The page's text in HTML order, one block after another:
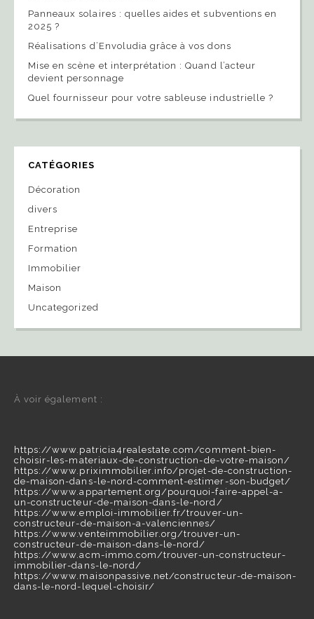
Panneaux solaires : quelles aides et subventions en
2025 ?
Réalisations d’Envoludia grâce à vos dons
Mise en scène et interprétation : Quand l’acteur
devient personnage
Quel fournisseur pour votre sableuse industrielle ?
CATÉGORIES
Décoration
divers
Entreprise
Formation
Immobilier
Maison
Uncategorized
À voir également :
https://www.patricia4realestate.com/comment-bien-
choisir-les-materiaux-de-construction-de-votre-maison/
https://www.priximmobilier.info/projet-de-construction-
de-maison-dans-le-nord-comment-estimer-son-budget/
https://www.appartement.org/pourquoi-faire-appel-a-
un-constructeur-de-maison-dans-le-nord/
https://www.emploi-immobilier.fr/trouver-un-
constructeur-de-maison-a-valenciennes/
https://www.venteimmobilier.org/trouver-un-
constructeur-de-maison-dans-le-nord/
https://www.acm-immo.com/trouver-un-constructeur-
immobilier-dans-le-nord/
https://www.maisonpassive.net/constructeur-de-maison-
dans-le-nord-lequel-choisir/